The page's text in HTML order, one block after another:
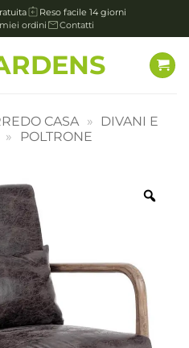
Reso facile 14 giorni
ordini Contatti
CASA » DIVANI E
» POLTRONE